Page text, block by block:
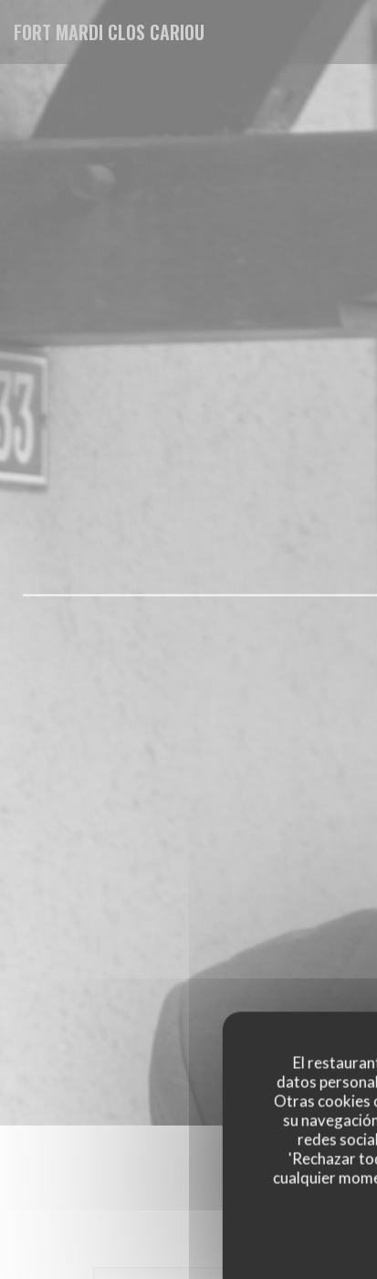
El
datos
Otras cookies
su
redes
'Rechazar
cualquier
FORT MARDI CLOS CARIOU
Las